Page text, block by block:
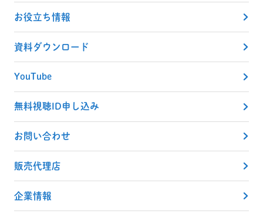
お役立ち情報
資料ダウンロード
YouTube
無料視聴ID申し込み
お問い合わせ
販売代理店
企業情報